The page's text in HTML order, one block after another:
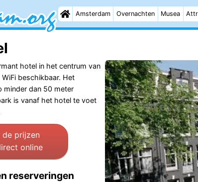
Amsterdam Overnachten Musea
hotel in het centrum van
beschikbaar. Het
minder dan 50 meter
is vanaf het hotel te voet
de prijzen
online
reserveringen